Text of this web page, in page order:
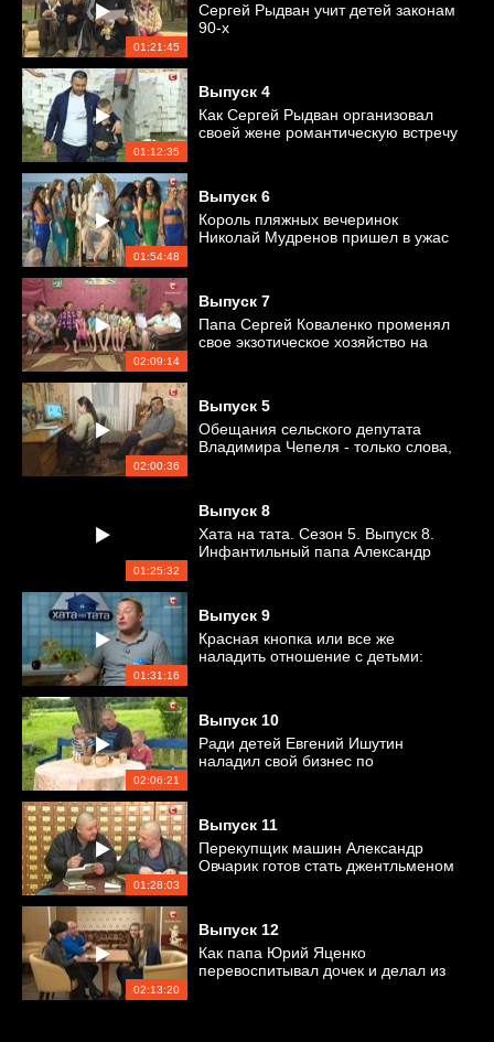
01:21:45
Сергей Рыдван учит детей законам
90-х
01:12:35
Выпуск 4
Как Сергей Рыдван организовал
своей жене романтическую встречу
01:54:48
Выпуск 6
Король пляжных вечеринок
Николай Мудренов пришел в ужас
02:09:14
Выпуск 7
Папа Сергей Коваленко променял
свое экзотическое хозяйство на
02:00:36
Выпуск 5
Обещания сельского депутата
Владимира Чепеля - только слова,
01:25:32
Выпуск 8
Хата на тата. Сезон 5. Выпуск 8.
Инфантильный папа Александр
01:31:16
Выпуск 9
Красная кнопка или все же
наладить отношение с детьми:
02:06:21
Выпуск 10
Ради детей Евгений Ишутин
наладил свой бизнес по
01:28:03
Выпуск 11
Перекупщик машин Александр
Овчарик готов стать джентльменом
02:13:20
Выпуск 12
Как папа Юрий Яценко
перевоспитывал дочек и делал из